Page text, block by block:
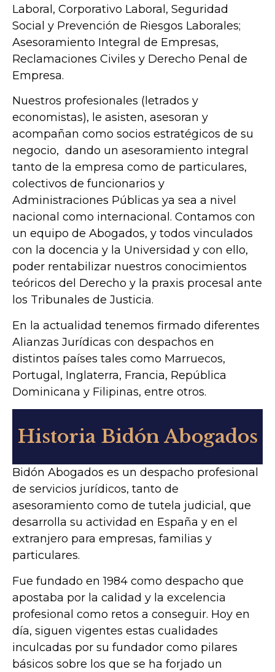
Laboral, Corporativo Laboral, Seguridad
Social y Prevención de Riesgos Laborales;
Asesoramiento Integral de Empresas,
Reclamaciones Civiles y Derecho Penal de
Empresa.
Nuestros profesionales (letrados y
economistas), le asisten, asesoran y
acompañan como socios estratégicos de su
negocio, dando un asesoramiento integral
tanto de la empresa como de particulares,
colectivos de funcionarios y
Administraciones Públicas ya sea a nivel
nacional como internacional. Contamos con
un equipo de Abogados, y todos vinculados
con la docencia y la Universidad y con ello,
poder rentabilizar nuestros conocimientos
teóricos del Derecho y la praxis procesal ante
los Tribunales de Justicia.
En la actualidad tenemos firmado diferentes
Alianzas Jurídicas con despachos en
distintos países tales como Marruecos,
Portugal, Inglaterra, Francia, República
Dominicana y Filipinas, entre otros.
Historia Bidón Abogados
Bidón Abogados es un despacho profesional
de servicios jurídicos, tanto de
asesoramiento como de tutela judicial, que
desarrolla su actividad en España y en el
extranjero para empresas, familias y
particulares.
Fue fundado en 1984 como despacho que
apostaba por la calidad y la excelencia
profesional como retos a conseguir. Hoy en
día, siguen vigentes estas cualidades
inculcadas por su fundador como pilares
básicos sobre los que se ha forjado un